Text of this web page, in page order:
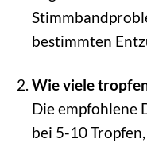
bestimmten
Wie viele
Die empfohlene
bei 5-10